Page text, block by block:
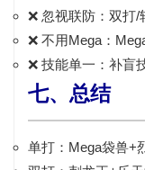
❌ 忽视联防： 双打/
❌ 不用Mega：
❌ 技能单一： 补盲
七、总结
单打： Mega袋兽+